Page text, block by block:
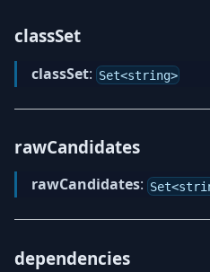
classSet
classSet: Set<string>
rawCandidates
rawCandidates:
dependencies